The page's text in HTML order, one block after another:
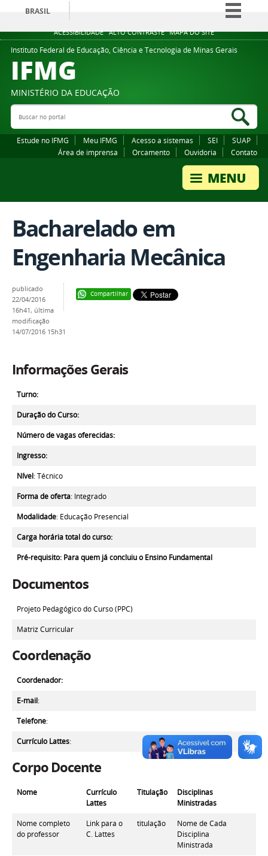
ACESSIBILIDADE ALTO CONTRASTE MAPA DO SITE
BRASIL
Simplifique!
Comunica BR
Legislação
Instituto Federal de Educação, Ciência e Tecnologia de Minas Gerais
IFMG
MINISTÉRIO DA EDUCAÇÃO
Buscar no portal
Estude no IFMG Meu IFMG Acesso a sistemas SEI
SUAP
Área de imprensa
Orcamento Ouvidoria Contato
Bacharelado em
Engenharia Mecânica
Compartilhar
publicado
22/04/2016
16h41, última
modificação
14/07/2016 15h31
Informações Gerais
Turno:
Duração do Curso:
Número de vagas oferecidas:
Ingresso:
Nível: Técnico
Forma de oferta: Integrado
Modalidade: Educação Presencial
Carga horária total do curso:
Pré-requisito: Para quem já concluiu o Ensino Fundamental
Documentos
Projeto Pedagógico do Curso (PPC)
Matriz Curricular
Coordenação
Coordenador:
E-mail:
Telefone:
Currículo Lattes:
Corpo Docente
Nome
Currículo
Lattes
Titulação
Disciplinas
Ministradas
Nome completo
do professor
Link para o
C. Lattes
titulação
Nome de Cada
Disciplina
Ministrada